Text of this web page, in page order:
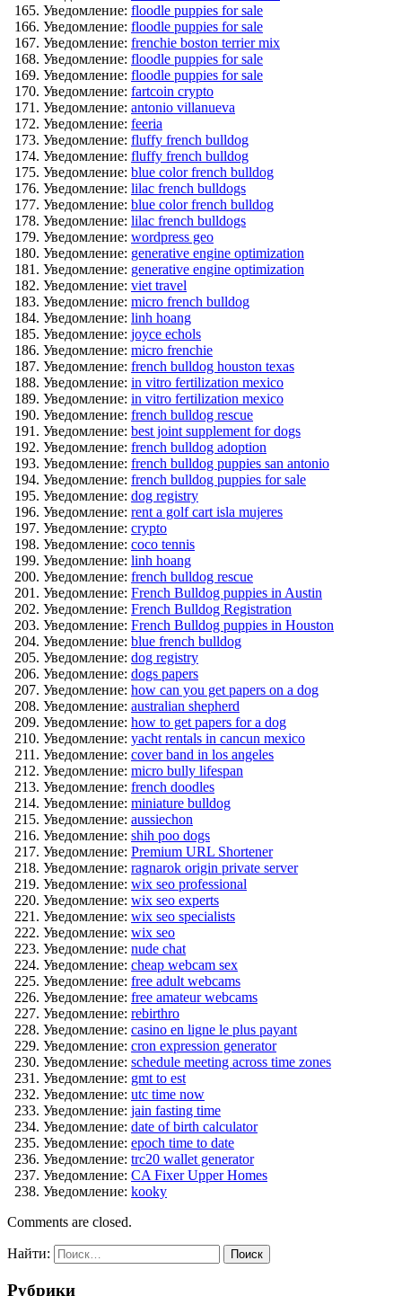
Уведомление: floodle puppies for sale
Уведомление: floodle puppies for sale
Уведомление: frenchie boston terrier mix
Уведомление: floodle puppies for sale
Уведомление: floodle puppies for sale
Уведомление: fartcoin crypto
Уведомление: antonio villanueva
Уведомление: feeria
Уведомление: fluffy french bulldog
Уведомление: fluffy french bulldog
Уведомление: blue color french bulldog
Уведомление: lilac french bulldogs
Уведомление: blue color french bulldog
Уведомление: lilac french bulldogs
Уведомление: wordpress geo
Уведомление: generative engine optimization
Уведомление: generative engine optimization
Уведомление: viet travel
Уведомление: micro french bulldog
Уведомление: linh hoang
Уведомление: joyce echols
Уведомление: micro frenchie
Уведомление: french bulldog houston texas
Уведомление: in vitro fertilization mexico
Уведомление: in vitro fertilization mexico
Уведомление: french bulldog rescue
Уведомление: best joint supplement for dogs
Уведомление: french bulldog adoption
Уведомление: french bulldog puppies san antonio
Уведомление: french bulldog puppies for sale
Уведомление: dog registry
Уведомление: rent a golf cart isla mujeres
Уведомление: crypto
Уведомление: coco tennis
Уведомление: linh hoang
Уведомление: french bulldog rescue
Уведомление: French Bulldog puppies in Austin
Уведомление: French Bulldog Registration
Уведомление: French Bulldog puppies in Houston
Уведомление: blue french bulldog
Уведомление: dog registry
Уведомление: dogs papers
Уведомление: how can you get papers on a dog
Уведомление: australian shepherd
Уведомление: how to get papers for a dog
Уведомление: yacht rentals in cancun mexico
Уведомление: cover band in los angeles
Уведомление: micro bully lifespan
Уведомление: french doodles
Уведомление: miniature bulldog
Уведомление: aussiechon
Уведомление: shih poo dogs
Уведомление: Premium URL Shortener
Уведомление: ragnarok origin private server
Уведомление: wix seo professional
Уведомление: wix seo experts
Уведомление: wix seo specialists
Уведомление: wix seo
Уведомление: nude chat
Уведомление: cheap webcam sex
Уведомление: free adult webcams
Уведомление: free amateur webcams
Уведомление: rebirthro
Уведомление: casino en ligne le plus payant
Уведомление: cron expression generator
Уведомление: schedule meeting across time zones
Уведомление: gmt to est
Уведомление: utc time now
Уведомление: jain fasting time
Уведомление: date of birth calculator
Уведомление: epoch time to date
Уведомление: trc20 wallet generator
Уведомление: CA Fixer Upper Homes
Уведомление: kooky
Comments are closed.
Найти:
Рубрики